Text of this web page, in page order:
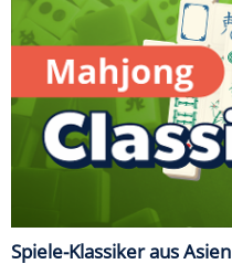
Spiele-Klassiker aus Asien